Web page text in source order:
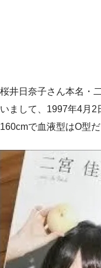
桜井日奈子さん本名・
いまして、1997年4月2
160cmで血液型はO型だ